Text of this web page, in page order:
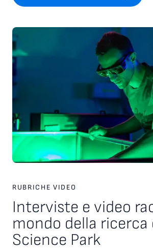
RUBRICHE VIDEO
Interviste e video
mondo della ricerca
Science Park